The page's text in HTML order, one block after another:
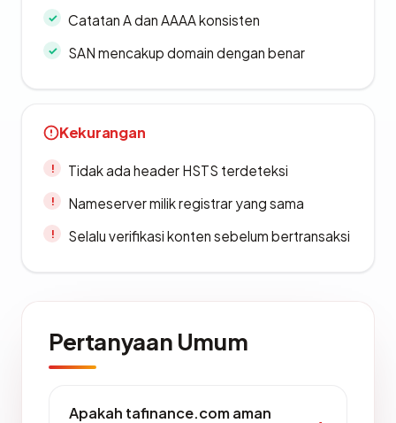
Catatan A dan AAAA konsisten
SAN mencakup domain dengan benar
Kekurangan
Tidak ada header HSTS terdeteksi
Nameserver milik registrar yang sama
Selalu verifikasi konten sebelum bertransaksi
Pertanyaan Umum
Apakah tafinance.com aman